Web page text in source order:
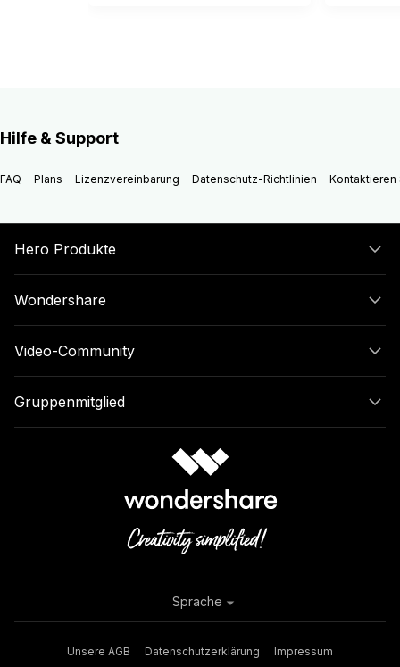
Hilfe & Support
FAQ Plans Lizenzvereinbarung Datenschutz-Richtlinien Kontaktieren
Hero Produkte
Wondershare
Video-Community
Gruppenmitglied
Unsere AGB Datenschutzerklärung
Impressum
Sprache